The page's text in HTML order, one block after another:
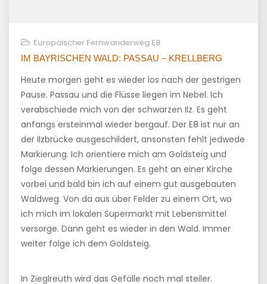
Europäischer Fernwanderweg E8
IM BAYRISCHEN WALD: PASSAU – KRELLBERG
Heute morgen geht es wieder los nach der gestrigen
Pause. Passau und die Flüsse liegen im Nebel. Ich
verabschiede mich von der schwarzen Ilz. Es geht
anfangs ersteinmal wieder bergauf. Der E8 ist nur an
der Ilzbrücke ausgeschildert, ansonsten fehlt jedwede
Markierung. Ich orientiere mich am Goldsteig und
folge dessen Markierungen. Es geht an einer Kirche
vorbei und bald bin ich auf einem gut ausgebauten
Waldweg. Von da aus über Felder zu einem Ort, wo
ich mich im lokalen Supermarkt mit Lebensmittel
versorge. Dann geht es wieder in den Wald. Immer
weiter folge ich dem Goldsteig.
In Zieglreuth wird das Gefälle noch mal steiler.